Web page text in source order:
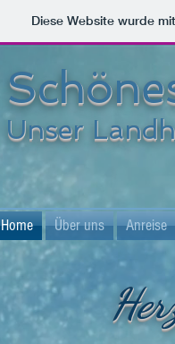
Diese Website wurde
Unser
Home Über uns Anreise